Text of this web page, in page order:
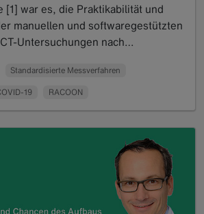
[1] war es, die Praktikabilität und
manuellen und softwaregestützten
Untersuchungen nach…
Standardisierte Messverfahren
19 RACOON